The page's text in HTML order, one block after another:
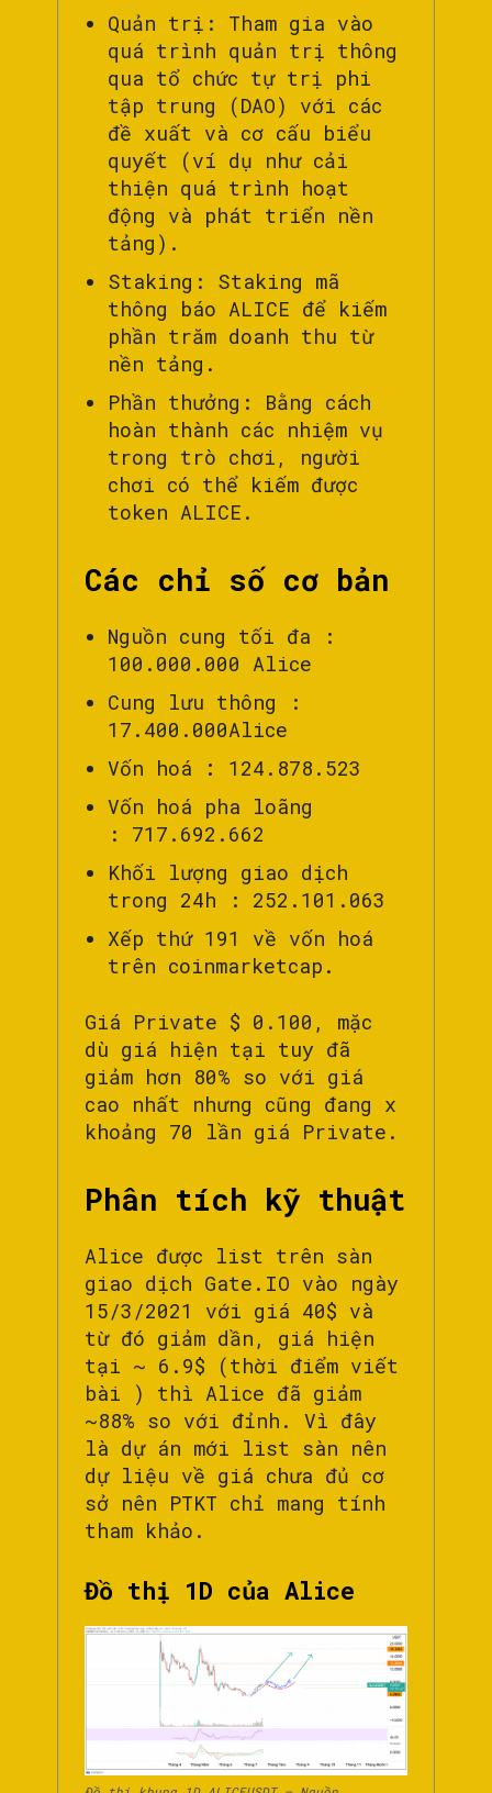
Quản trị: Tham gia vào
quá trình quản trị thông
qua tổ chức tự trị phi
tập trung (DAO) với các
đề xuất và cơ cấu biểu
quyết (ví dụ như cải
thiện quá trình hoạt
động và phát triển nền
tảng).
Staking: Staking mã
thông báo ALICE để kiếm
phần trăm doanh thu từ
nền tảng.
Phần thưởng: Bằng cách
hoàn thành các nhiệm vụ
trong trò chơi, người
chơi có thể kiếm được
token ALICE.
Các chỉ số cơ bản
Nguồn cung tối đa :
100.000.000 Alice
Cung lưu thông :
17.400.000Alice
Vốn hoá : 124.878.523
Vốn hoá pha loãng
: 717.692.662
Khối lượng giao dịch
trong 24h : 252.101.063
Xếp thứ 191 về vốn hoá
trên coinmarketcap.
Giá Private $ 0.100, mặc
dù giá hiện tại tuy đã
giảm hơn 80% so với giá
cao nhất nhưng cũng đang x
khoảng 70 lần giá Private.
Phân tích kỹ thuật
Alice được list trên sàn
giao dịch Gate.IO vào ngày
15/3/2021 với giá 40$ và
từ đó giảm dần, giá hiện
tại ~ 6.9$ (thời điểm viết
bài ) thì Alice đã giảm
~88% so với đỉnh. Vì đây
là dự án mới list sàn nên
dự liệu về giá chưa đủ cơ
sở nên PTKT chỉ mang tính
tham khảo.
Đồ thị 1D của Alice